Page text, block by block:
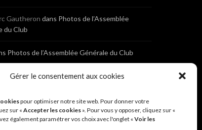
Gérer le consentement aux cookies
pour optimiser notre site web. Pour donner votre
sur « Accepter les cookies ». Pour vous y opposer, cliquez sur «
également paramétrer vos choix avec l'onglet « Voir les
Gautheron dans Photos de l’Assemblée
du Club
Photos de l’Assemblée Générale du Club
dansCyclocross de Brochon (21)
dansCyclocross de Brochon (21)
dansDiététique Nutrition 71 – Cécile Guyon